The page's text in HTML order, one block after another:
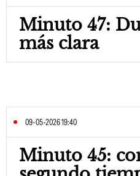
Minuto 47:
más clara
09-05-2026 19:40
Minuto 45: